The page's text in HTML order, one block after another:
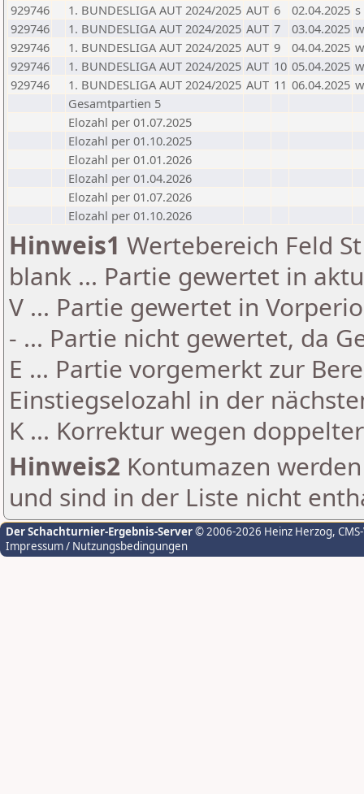
929746
1. BUNDESLIGA AUT 2024/2025 AUT 6 02.04.2025 s
929746
1. BUNDESLIGA AUT 2024/2025 AUT 7 03.04.2025 w
929746
1. BUNDESLIGA AUT 2024/2025 AUT 9 04.04.2025 w
929746
1. BUNDESLIGA AUT 2024/2025 AUT 10 05.04.2025 w
929746
1. BUNDESLIGA AUT 2024/2025 AUT 11 06.04.2025 w
Gesamtpartien 5
Elozahl per 01.07.2025
Elozahl per 01.10.2025
Elozahl per 01.01.2026
Elozahl per 01.04.2026
Elozahl per 01.07.2026
Elozahl per 01.10.2026
Hinweis1 Wertebereich Feld
blank ... Partie gewertet in
V ... Partie gewertet in
- ... Partie nicht gewertet, da
E ... Partie vorgemerkt zur
Einstiegselozahl in der
K ... Korrektur wegen
Hinweis2 Kontumazen
und sind in der Liste nicht
Der Schachturnier-Ergebnis-Server© 2006-2026 Heinz Herzog,
Impressum / Nutzungsbedingungen